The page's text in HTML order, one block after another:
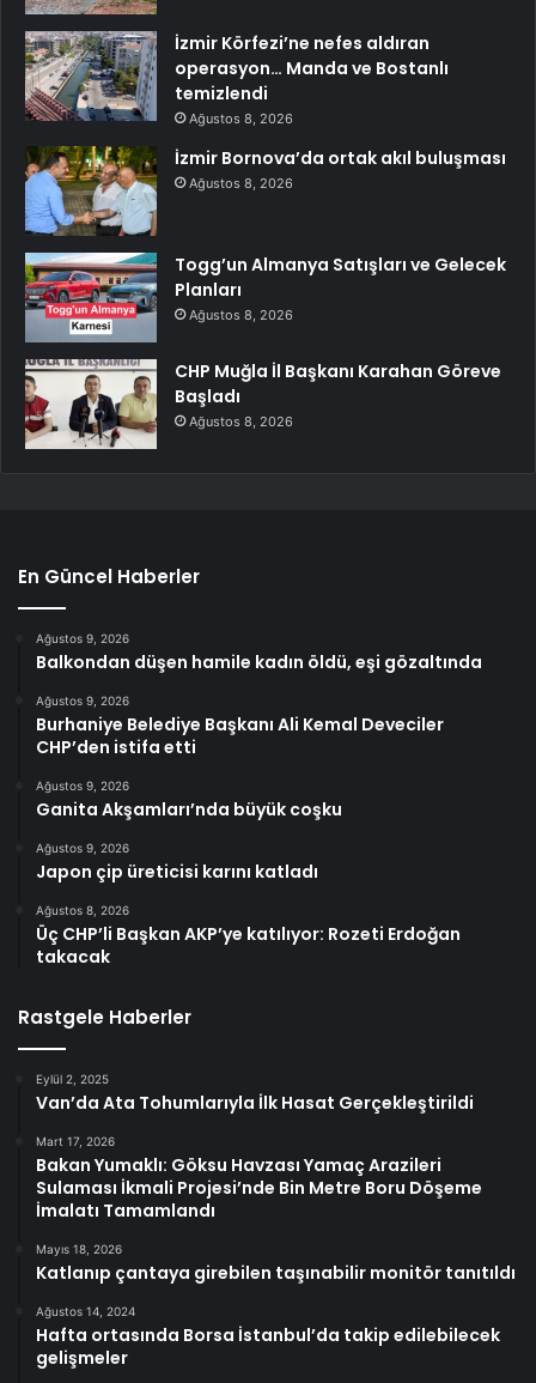
İzmir Körfezi’ne nefes aldıran
operasyon… Manda ve Bostanlı
temizlendi
Ağustos 8, 2026
İzmir Bornova’da ortak akıl buluşması
Ağustos 8, 2026
Togg’un Almanya Satışları ve Gelecek
Planları
Ağustos 8, 2026
CHP Muğla İl Başkanı Karahan Göreve
Başladı
Ağustos 8, 2026
En Güncel Haberler
Ağustos 9, 2026
Balkondan düşen hamile kadın öldü, eşi gözaltında
Ağustos 9, 2026
Burhaniye Belediye Başkanı Ali Kemal Deveciler
CHP’den istifa etti
Ağustos 9, 2026
Ganita Akşamları’nda büyük coşku
Ağustos 9, 2026
Japon çip üreticisi karını katladı
Ağustos 8, 2026
Üç CHP’li Başkan AKP’ye katılıyor: Rozeti Erdoğan
takacak
Rastgele Haberler
Eylül 2, 2025
Van’da Ata Tohumlarıyla İlk Hasat Gerçekleştirildi
Mart 17, 2026
Bakan Yumaklı: Göksu Havzası Yamaç Arazileri
Sulaması İkmali Projesi’nde Bin Metre Boru Döşeme
İmalatı Tamamlandı
Mayıs 18, 2026
Katlanıp çantaya girebilen taşınabilir monitör tanıtıldı
Ağustos 14, 2024
Hafta ortasında Borsa İstanbul’da takip edilebilecek
gelişmeler